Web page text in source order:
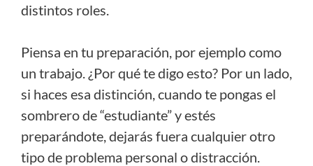
distintos roles.
Piensa en tu preparación, por ejemplo como
un trabajo. ¿Por qué te digo esto? Por un lado,
si haces esa distinción, cuando te pongas el
sombrero de “estudiante” y estés
preparándote, dejarás fuera cualquier otro
tipo de problema personal o distracción.